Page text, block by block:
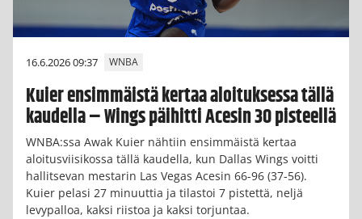
16.6.2026 09:37 WNBA
Kuier ensimmäistä kertaa aloituksessa tällä
kaudella – Wings päihitti Acesin 30 pisteellä
WNBA:ssa Awak Kuier nähtiin ensimmäistä kertaa
aloitusviisikossa tällä kaudella, kun Dallas Wings voitti
hallitsevan mestarin Las Vegas Acesin 66-96 (37-56).
Kuier pelasi 27 minuuttia ja tilastoi 7 pistettä, neljä
levypalloa, kaksi riistoa ja kaksi torjuntaa.